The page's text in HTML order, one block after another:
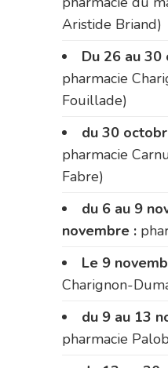
Aristide Briand)
Du 26 au 30
pharmacie
Fouillade)
du 30
pharmacie
Fabre)
du 6 au 9
novembre :
Le 9
Charignon-
du 9 au 13
pharmacie